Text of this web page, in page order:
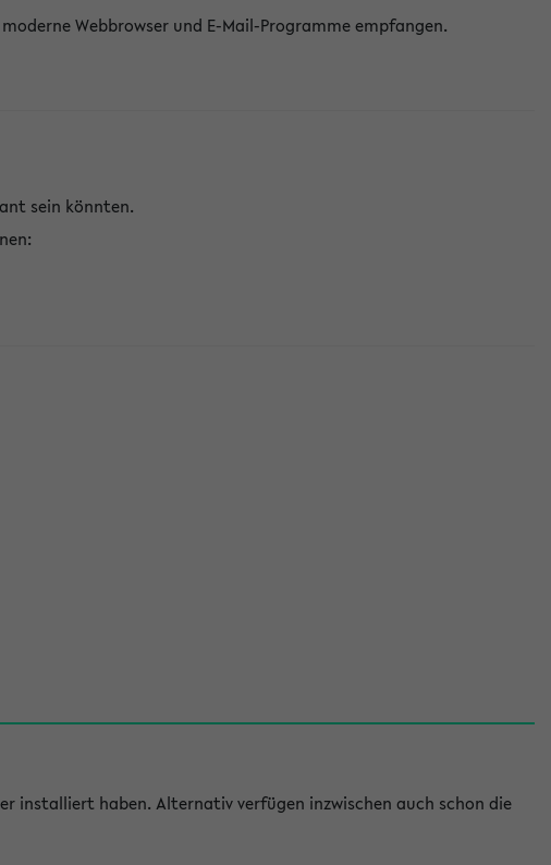
Webbrowser und E-Mail-Programme empfangen.
sein könnten.
installiert haben. Alternativ verfügen inzwischen auch schon die